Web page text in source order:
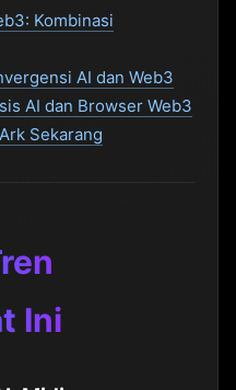
Kombinasi
AI dan Web3
AI dan Browser Web3
Sekarang
Ini